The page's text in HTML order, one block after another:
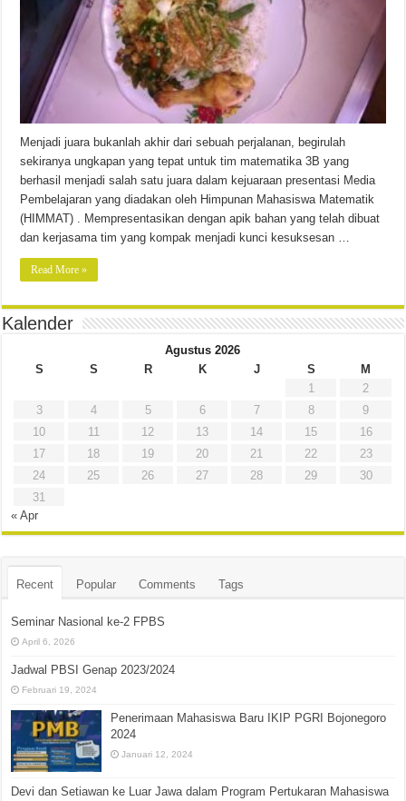
Menjadi juara bukanlah akhir dari sebuah perjalanan, begirulah
sekiranya ungkapan yang tepat untuk tim matematika 3B yang
berhasil menjadi salah satu juara dalam kejuaraan presentasi Media
Pembelajaran yang diadakan oleh Himpunan Mahasiswa Matematik
(HIMMAT) . Mempresentasikan dengan apik bahan yang telah dibuat
dan kerjasama tim yang kompak menjadi kunci kesuksesan …
Read More »
Kalender
Agustus 2026
S
S R K J S
M
1
2
3
4 5 6 7 8
9
10
11 12 13 14 15
16
17
18 19 20 21 22
23
24
25 26 27 28 29
30
31
« Apr
Recent Popular Comments Tags
Seminar Nasional ke-2 FPBS
April 6, 2026
Jadwal PBSI Genap 2023/2024
Februari 19, 2024
Penerimaan Mahasiswa Baru IKIP PGRI Bojonegoro
2024
Januari 12, 2024
Devi dan Setiawan ke Luar Jawa dalam Program Pertukaran Mahasiswa